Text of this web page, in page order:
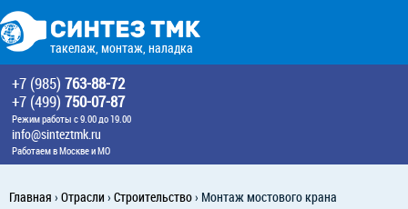
такелаж, монтаж, наладка
+7 (985) 763-88-72
+7 (499) 750-07-87
Режим работы с 9.00 до 19.00
info@sinteztmk.ru
Работаем в Москве и МО
Главная › Отрасли › Строительство› Монтаж мостового крана